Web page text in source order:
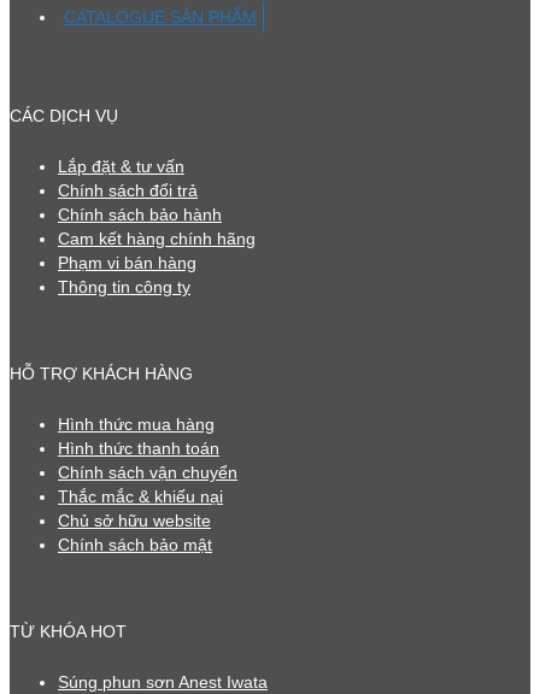
CATALOGUE SẢN PHẨM
CÁC DỊCH VỤ
Lắp đặt & tư vấn
Chính sách đổi trả
Chính sách bảo hành
Cam kết hàng chính hãng
Phạm vi bán hàng
Thông tin công ty
HỖ TRỢ KHÁCH HÀNG
Hình thức mua hàng
Hình thức thanh toán
Chính sách vận chuyển
Thắc mắc & khiếu nại
Chủ sở hữu website
Chính sách bảo mật
TỪ KHÓA HOT
Súng phun sơn Anest Iwata